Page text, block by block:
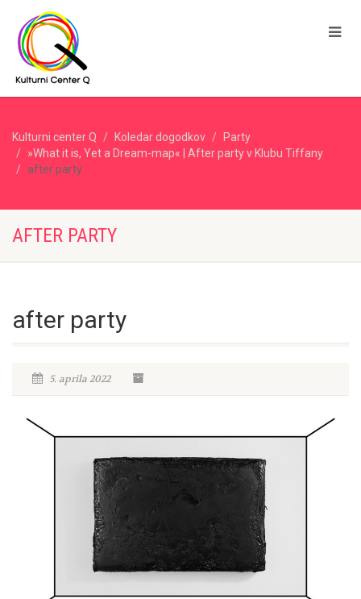
Kulturni center Q Koledar dogodkov
Party
»What it is, Yet a Dream-map« | After party v Klubu Tiffany
after party
AFTER PARTY
after party
5. aprila 2022